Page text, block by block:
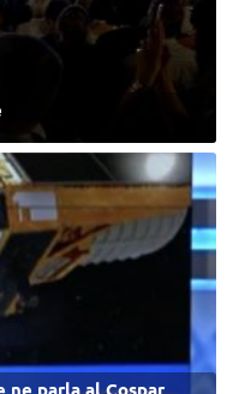
parla al Cospar